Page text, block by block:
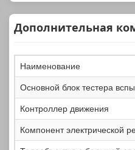
Дополнительная
Наименование
Основной блок тестера
Контроллер движения
Компонент электрической